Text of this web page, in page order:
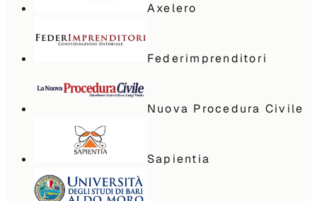
Axelero
Federimprenditori
Nuova Procedura Civile
Sapientia